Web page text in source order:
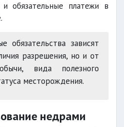
и обязательные платежи в
обязательства зависят
разрешения, но и от
вида полезного
месторождения.
недрами